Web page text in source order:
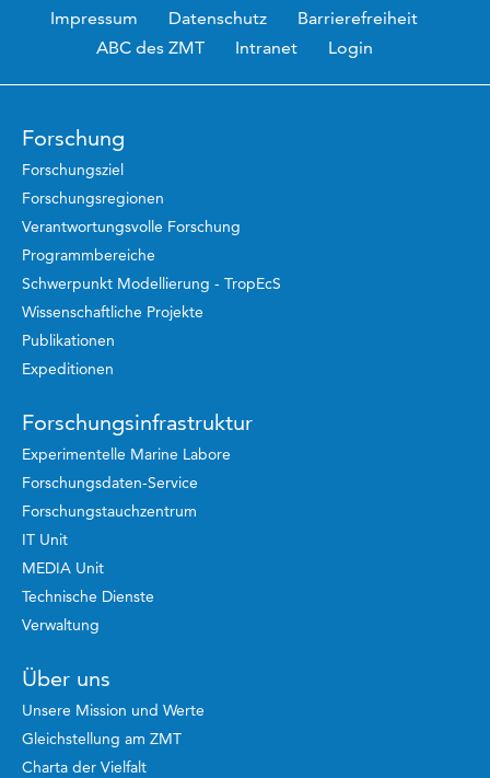
Impressum Datenschutz
Barrierefreiheit
ABC des ZMT
Intranet Login
Forschung
Forschungsziel
Forschungsregionen
Verantwortungsvolle Forschung
Programmbereiche
Schwerpunkt Modellierung - TropEcS
Wissenschaftliche Projekte
Publikationen
Expeditionen
Forschungsinfrastruktur
Experimentelle Marine Labore
Forschungsdaten-Service
Forschungstauchzentrum
IT Unit
MEDIA Unit
Technische Dienste
Verwaltung
Über uns
Unsere Mission und Werte
Gleichstellung am ZMT
Charta der Vielfalt